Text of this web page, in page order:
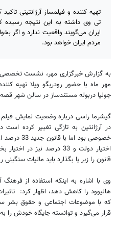
تهیه کننده و فیلمساز آرژانتینی
تی وی داشته به این نتیجه رسیده
ایران می‌گویند واقعیت ندارد و اگر
مردم ایران خواهد بود.
مهر ماه با حضور رودریگو ویلا تهیه
جولیا دربوله مستندساز در سالن شهر قصه
گیشرما راسی درباره وضعیت نمایش
در آرژانتین به تازگی تغییر کرده
اختیار دولت و 33 درصد نیز
قانون را زیر پا بگذارد باید مالیات سنگینی
وی با اشاره به اینکه استفاده از
هالیوود را کاهش دهد، اظهار کرد:
که با موضوعات اجتماعی و حقوق بشر
قرار می‌گیرد و توانسته جایگاه خودش را